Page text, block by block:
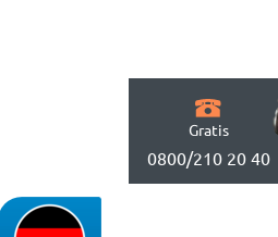
Gratis
0800/210 20 40